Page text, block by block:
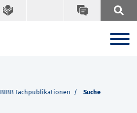
BIBB Fachpublikationen Suche